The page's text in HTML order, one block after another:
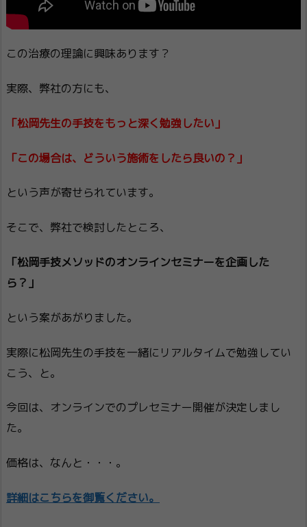
この治療の理論に興味あります？
実際、弊社の方にも、
「松岡先生の手技をもっと深く勉強したい」
「この場合は、どういう施術をしたら良いの？」
という声が寄せられています。
そこで、弊社で検討したところ、
「松岡手技メソッドのオンラインセミナーを企画した
ら？」
という案があがりました。
実際に松岡先生の手技を一緒にリアルタイムで勉強してい
こう、と。
今回は、オンラインでのプレセミナー開催が決定しまし
た。
価格は、なんと・・・。
詳細はこちらを御覧ください。